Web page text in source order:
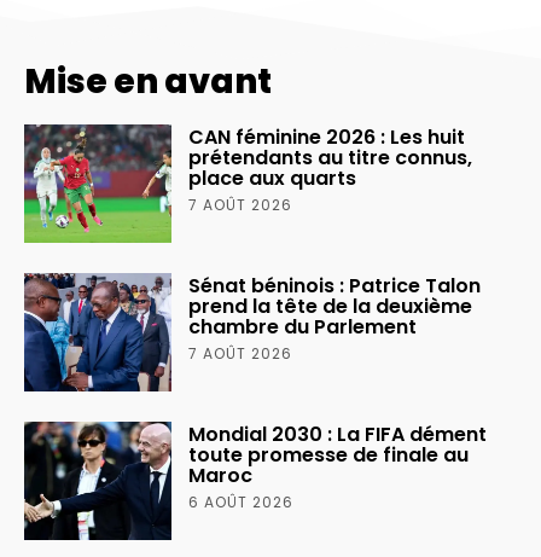
Mise en avant
CAN féminine 2026 : Les huit
prétendants au titre connus,
place aux quarts
7 AOÛT 2026
Sénat béninois : Patrice Talon
prend la tête de la deuxième
chambre du Parlement
7 AOÛT 2026
Mondial 2030 : La FIFA dément
toute promesse de finale au
Maroc
6 AOÛT 2026